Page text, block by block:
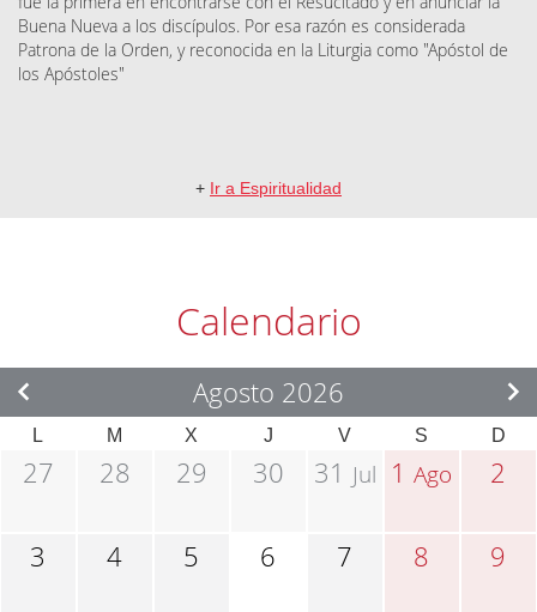
Buena Nueva a los discípulos. Por esa razón es considerada
Patrona de la Orden, y reconocida en la Liturgia como "Apóstol de
los Apóstoles"
+ Ir a Espiritualidad
Calendario
Agosto 2026
L M X J V S D
27 28 29 30 31 Jul 1Ago 2
3 4 5 6 7 8 9